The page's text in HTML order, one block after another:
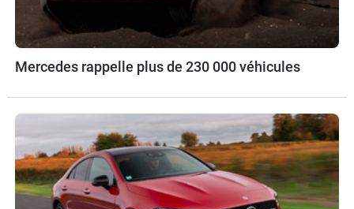
Mercedes rappelle plus de 230 000 véhicules